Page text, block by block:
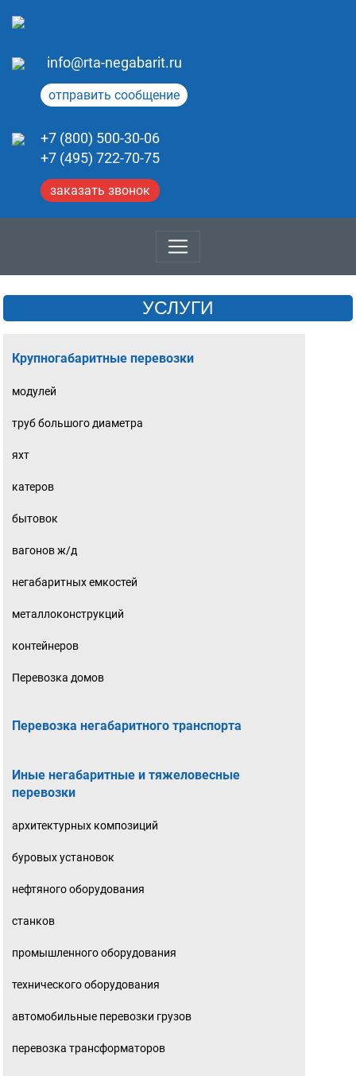
info@rta-negabarit.ru
отправить сообщение
+7 (800) 500-30-06
+7 (495) 722-70-75
заказать звонок
УСЛУГИ
Крупногабаритные перевозки
модулей
труб большого диаметра
яхт
катеров
бытовок
вагонов ж/д
негабаритных емкостей
металлоконструкций
контейнеров
Перевозка домов
Перевозка негабаритного транспорта
Иные негабаритные и тяжеловесные
перевозки
архитектурных композиций
буровых установок
нефтяного оборудования
станков
промышленного оборудования
технического оборудования
автомобильные перевозки грузов
перевозка трансформаторов